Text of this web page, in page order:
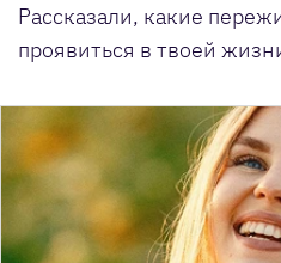
Рассказали, какие
проявиться в твоей